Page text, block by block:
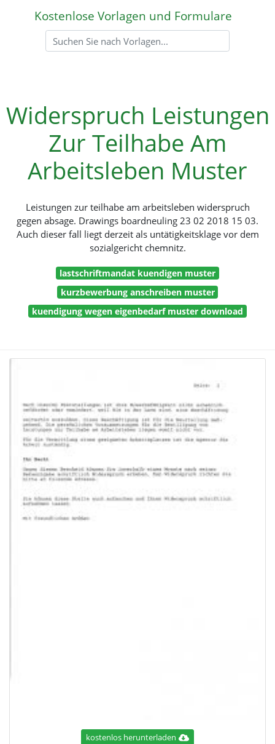
Kostenlose Vorlagen und Formulare
Widerspruch Leistungen
Zur Teilhabe Am
Arbeitsleben Muster
Leistungen zur teilhabe am arbeitsleben widerspruch
gegen absage. Drawings boardneuling 23 02 2018 15 03.
Auch dieser fall liegt derzeit als untätigkeitsklage vor dem
sozialgericht chemnitz.
lastschriftmandat kuendigen muster
kurzbewerbung anschreiben muster
kuendigung wegen eigenbedarf muster download
kostenlos herunterladen